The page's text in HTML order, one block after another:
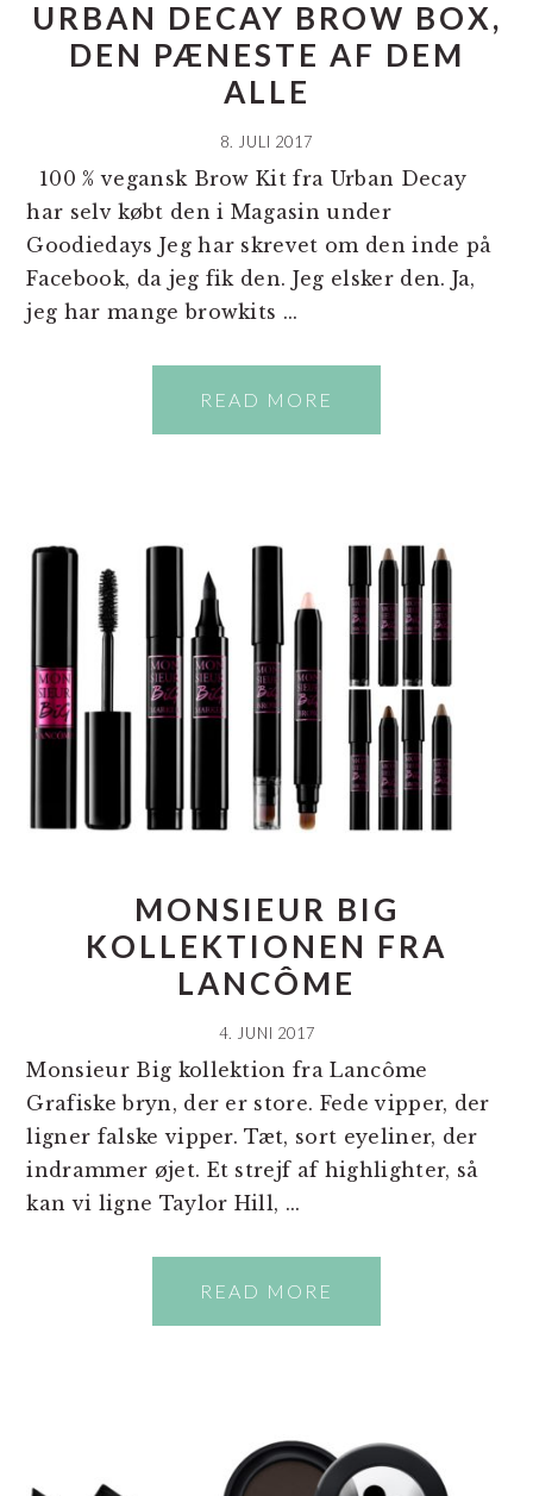
URBAN DECAY BROW BOX,
DEN PÆNESTE AF DEM
ALLE
8. JULI 2017
100 % vegansk Brow Kit fra Urban Decay
har selv købt den i Magasin under
Goodiedays Jeg har skrevet om den inde på
Facebook, da jeg fik den. Jeg elsker den. Ja,
jeg har mange browkits ...
READ MORE
MONSIEUR BIG
KOLLEKTIONEN FRA
LANCÔME
4. JUNI 2017
Monsieur Big kollektion fra Lancôme
Grafiske bryn, der er store. Fede vipper, der
ligner falske vipper. Tæt, sort eyeliner, der
indrammer øjet. Et strejf af highlighter, så
kan vi ligne Taylor Hill, ...
READ MORE